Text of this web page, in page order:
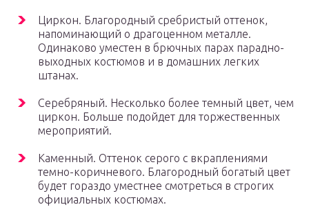
Циркон. Благородный сребристый оттенок,
напоминающий о драгоценном металле.
Одинаково уместен в брючных парах парадно-
выходных костюмов и в домашних легких
штанах.
Серебряный. Несколько более темный цвет, чем
циркон. Больше подойдет для торжественных
мероприятий.
Каменный. Оттенок серого с вкраплениями
темно-коричневого. Благородный богатый цвет
будет гораздо уместнее смотреться в строгих
официальных костюмах.